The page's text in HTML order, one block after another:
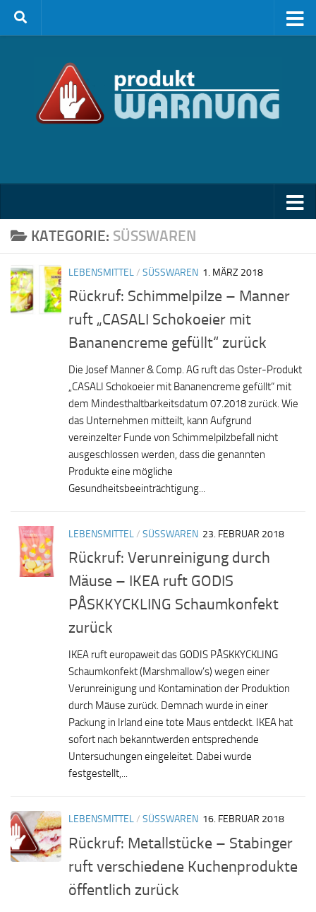
Zum Inhalt springen
KATEGORIE: SÜSSWAREN
LEBENSMITTEL/ SÜSSWAREN 1. MÄRZ 2018
Rückruf: Schimmelpilze – Manner
ruft „CASALI Schokoeier mit
Bananencreme gefüllt“ zurück
Die Josef Manner & Comp. AG ruft das Oster-Produkt
„CASALI Schokoeier mit Bananencreme gefüllt“ mit
dem Mindesthaltbarkeitsdatum 07.2018 zurück. Wie
das Unternehmen mitteilt, kann Aufgrund
vereinzelter Funde von Schimmelpilzbefall nicht
ausgeschlossen werden, dass die genannten
Produkte eine mögliche
Gesundheitsbeeinträchtigung...
LEBENSMITTEL/ SÜSSWAREN 23. FEBRUAR 2018
Rückruf: Verunreinigung durch
Mäuse – IKEA ruft GODIS
PÅSKKYCKLING Schaumkonfekt
zurück
IKEA ruft europaweit das GODIS PÅSKKYCKLING
Schaumkonfekt (Marshmallow’s) wegen einer
Verunreinigung und Kontamination der Produktion
durch Mäuse zurück. Demnach wurde in einer
Packung in Irland eine tote Maus entdeckt. IKEA hat
sofort nach bekanntwerden entsprechende
Untersuchungen eingeleitet. Dabei wurde
festgestellt,...
LEBENSMITTEL/ SÜSSWAREN 16. FEBRUAR 2018
Rückruf: Metallstücke – Stabinger
ruft verschiedene Kuchenprodukte
öffentlich zurück